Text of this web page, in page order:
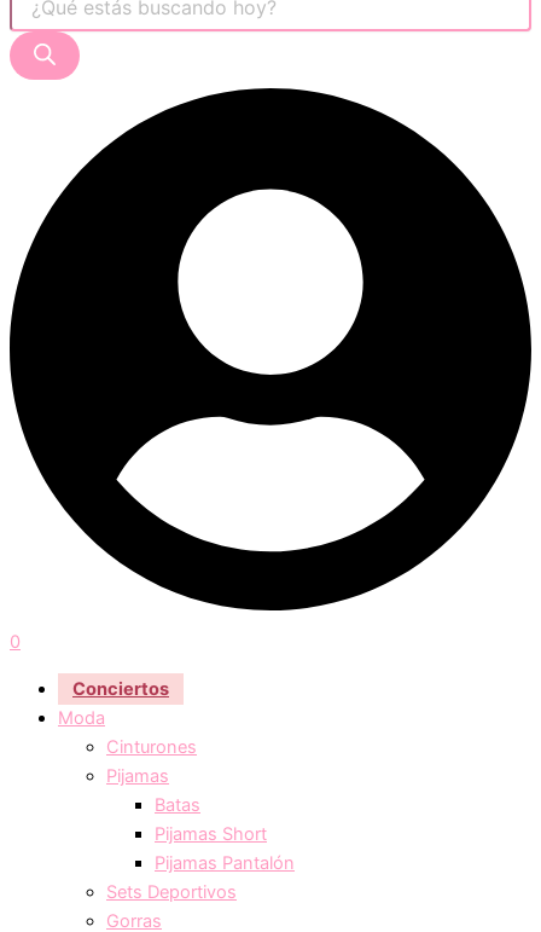
0
Conciertos
Moda
Cinturones
Pijamas
Batas
Pijamas Short
Pijamas Pantalón
Sets Deportivos
Gorras